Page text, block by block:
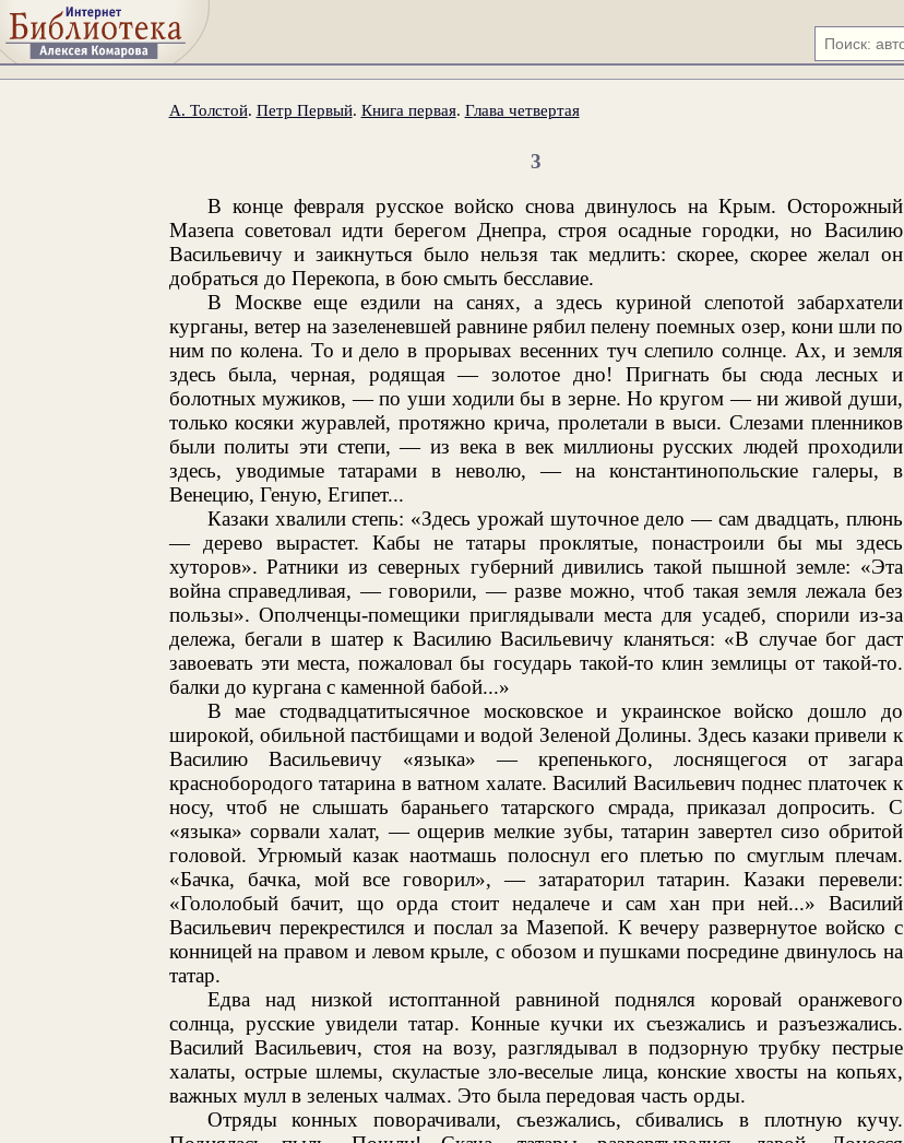
А. Толстой. Петр Первый. Книга первая. Глава четвертая
3
В конце февраля русское войско снова двинулось на Крым. Осторожный
Мазепа советовал идти берегом Днепра, строя осадные городки, но Василию
Васильевичу и заикнуться было нельзя так медлить: скорее, скорее желал он
добраться до Перекопа, в бою смыть бесславие.
В Москве еще ездили на санях, а здесь куриной слепотой забархатели
курганы, ветер на зазеленевшей равнине рябил пелену поемных озер, кони шли по
ним по колена. То и дело в прорывах весенних туч слепило солнце. Ах, и земля
здесь была, черная, родящая — золотое дно! Пригнать бы сюда лесных и
болотных мужиков, — по уши ходили бы в зерне. Но кругом — ни живой души,
только косяки журавлей, протяжно крича, пролетали в выси. Слезами пленников
были политы эти степи, — из века в век миллионы русских людей проходили
здесь, уводимые татарами в неволю, — на константинопольские галеры, в
Венецию, Геную, Египет...
Казаки хвалили степь: «Здесь урожай шуточное дело — сам двадцать, плюнь
— дерево вырастет. Кабы не татары проклятые, понастроили бы мы здесь
хуторов». Ратники из северных губерний дивились такой пышной земле: «Эта
война справедливая, — говорили, — разве можно, чтоб такая земля лежала без
пользы». Ополченцы-помещики приглядывали места для усадеб, спорили из-за
дележа, бегали в шатер к Василию Васильевичу кланяться: «В случае бог даст
завоевать эти места, пожаловал бы государь такой-то клин землицы от такой-то.
балки до кургана с каменной бабой...»
В мае стодвадцатитысячное московское и украинское войско дошло до
широкой, обильной пастбищами и водой Зеленой Долины. Здесь казаки привели к
Василию Васильевичу «языка» — крепенького, лоснящегося от загара
краснобородого татарина в ватном халате. Василий Васильевич поднес платочек к
носу, чтоб не слышать бараньего татарского смрада, приказал допросить. С
«языка» сорвали халат, — ощерив мелкие зубы, татарин завертел сизо обритой
головой. Угрюмый казак наотмашь полоснул его плетью по смуглым плечам.
«Бачка, бачка, мой все говорил», — затараторил татарин. Казаки перевели:
«Гололобый бачит, що орда стоит недалече и сам хан при ней...» Василий
Васильевич перекрестился и послал за Мазепой. К вечеру развернутое войско с
конницей на правом и левом крыле, с обозом и пушками посредине двинулось на
татар.
Едва над низкой истоптанной равниной поднялся коровай оранжевого
солнца, русские увидели татар. Конные кучки их съезжались и разъезжались.
Василий Васильевич, стоя на возу, разглядывал в подзорную трубку пестрые
халаты, острые шлемы, скуластые зло-веселые лица, конские хвосты на копьях,
важных мулл в зеленых чалмах. Это была передовая часть орды.
Отряды конных поворачивали, съезжались, сбивались в плотную кучу.